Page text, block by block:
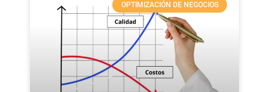
OPTIMIZACIÓN DE NEGOCIOS